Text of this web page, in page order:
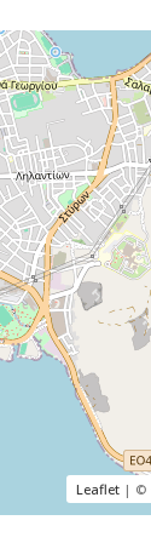
Leaflet| ©
Διαμονή,
Ξενοδοχεία